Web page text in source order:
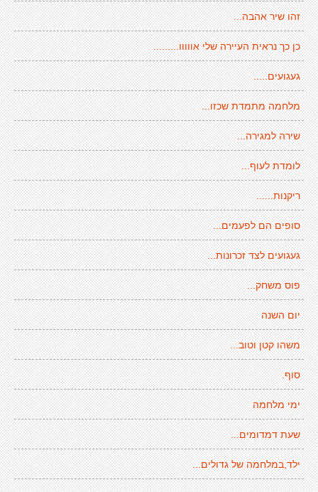
זהו שיר אהבה...
כן כך נראית העיירה שלי אווווו.........
געגועים.....
מלחמה מתמדת שכזו...
שירה למגירה...
לומדת לעוף...
ריקנות......
סופים הם לפעמים...
געגועים לצד זכרונות...
פוס משחק...
יום השנה
משהו קטן וטוב...
סוף.
ימי מלחמה
שעת דמדומים...
ילד,במלחמה של גדולים...